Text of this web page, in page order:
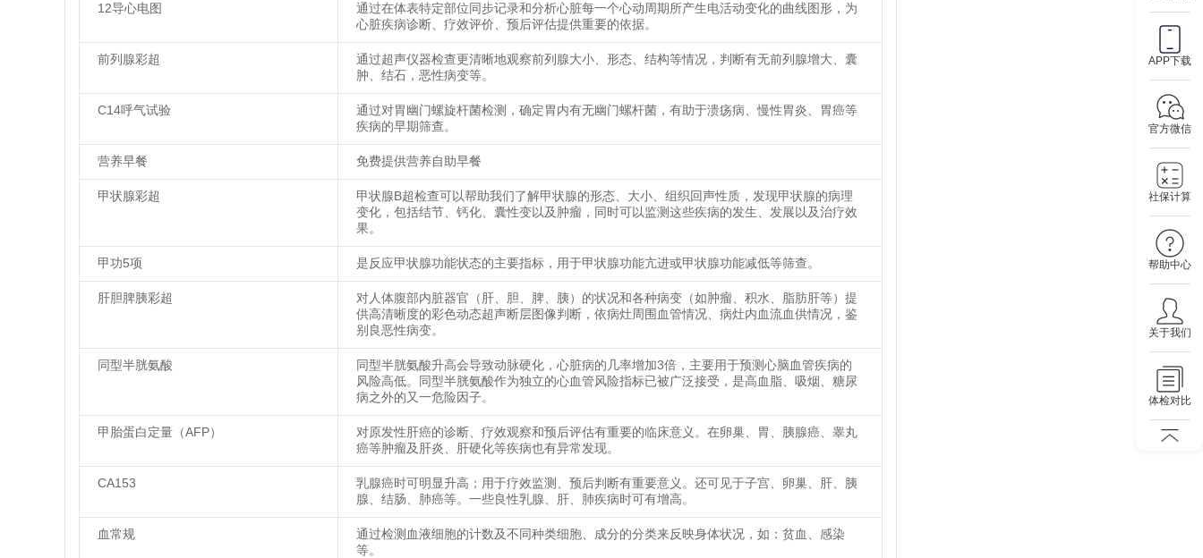
APP下载
官方微信
社保计算
帮助中心
关于我们
体检对比
12导心电图
通过在体表特定部位同步记录和分析心脏每一个心动周期所产生电活动变化的曲线图形，为
心脏疾病诊断、疗效评价、预后评估提供重要的依据。
前列腺彩超
通过超声仪器检查更清晰地观察前列腺大小、形态、结构等情况，判断有无前列腺增大、囊
肿、结石，恶性病变等。
C14呼气试验
通过对胃幽门螺旋杆菌检测，确定胃内有无幽门螺杆菌，有助于溃疡病、慢性胃炎、胃癌等
疾病的早期筛查。
营养早餐 免费提供营养自助早餐
甲状腺彩超
甲状腺B超检查可以帮助我们了解甲状腺的形态、大小、组织回声性质，发现甲状腺的病理
变化，包括结节、钙化、囊性变以及肿瘤，同时可以监测这些疾病的发生、发展以及治疗效
果。
甲功5项 是反应甲状腺功能状态的主要指标，用于甲状腺功能亢进或甲状腺功能减低等筛查。
肝胆脾胰彩超
对人体腹部内脏器官（肝、胆、脾、胰）的状况和各种病变（如肿瘤、积水、脂肪肝等）提
供高清晰度的彩色动态超声断层图像判断，依病灶周围血管情况、病灶内血流血供情况，鉴
别良恶性病变。
同型半胱氨酸
同型半胱氨酸升高会导致动脉硬化，心脏病的几率增加3倍，主要用于预测心脑血管疾病的
风险高低。同型半胱氨酸作为独立的心血管风险指标已被广泛接受，是高血脂、吸烟、糖尿
病之外的又一危险因子。
甲胎蛋白定量（AFP）
对原发性肝癌的诊断、疗效观察和预后评估有重要的临床意义。在卵巢、胃、胰腺癌、睾丸
癌等肿瘤及肝炎、肝硬化等疾病也有异常发现。
CA153
乳腺癌时可明显升高；用于疗效监测、预后判断有重要意义。还可见于子宫、卵巢、肝、胰
腺、结肠、肺癌等。一些良性乳腺、肝、肺疾病时可有增高。
血常规
通过检测血液细胞的计数及不同种类细胞、成分的分类来反映身体状况，如：贫血、感染
等。